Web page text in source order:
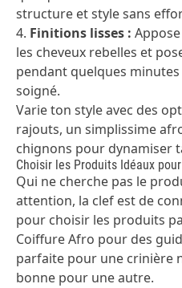
structure et style sans
4. Finitions lisses :
les cheveux rebelles et
pendant quelques
soigné.
Varie ton style avec des
rajouts, un simplissime
chignons pour dynamiser
Choisir les Produits Idéaux
Qui ne cherche pas le
attention, la clef est de
pour choisir les produits
Coiffure Afro pour des
parfaite pour une crinière
bonne pour une autre.